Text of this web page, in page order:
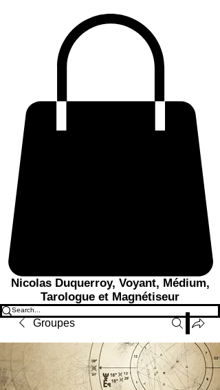
Nicolas Duquerroy, Voyant, Médium,
Tarologue et Magnétiseur
Groupes